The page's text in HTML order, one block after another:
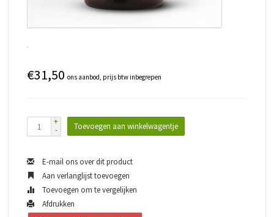
€31,50 ons aanbod, prijs btw inbegrepen
+
-
Toevoegen aan winkelwagentje
E-mail ons over dit product
Aan verlanglijst toevoegen
Toevoegen om te vergelijken
Afdrukken